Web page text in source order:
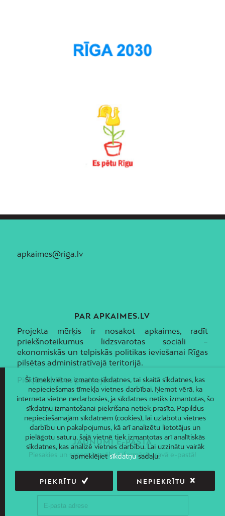
apkaimes@riga.lv
PAR APKAIMES.LV
Projekta mērķis ir nosakot apkaimes, radīt
priekšnoteikumus līdzsvarotas sociāli –
ekonomiskās un telpiskās politikas ieviešanai Rīgas
pilsētas administratīvajā teritorijā.
Piekļūstamības paziņojums
JAUNUMI E-PASTĀ
Piesakies un saņem jaunāko informāciju savā e-pastā!
Šī tīmekļvietne izmanto sīkdatnes, tai skaitā sīkdatnes, kas
nepieciešamas tīmekļa vietnes darbībai. Ņemot vērā, ka
interneta vietne nedarbosies, ja sīkdatnes netiks izmantotas, šo
sīkdatņu izmantošanai piekrišana netiek prasīta. Papildus
nepieciešamajām sīkdatnēm (cookies), lai uzlabotu vietnes
darbību un pakalpojumus, kā arī analizētu lietotājus un
pielāgotu saturu, šajā vietnē tiek izmantotas arī analītiskās
sīkdatnes, kas analizē vietnes darbību. Lai uzzinātu vairāk
apmeklējietsīkdatņusadaļu.
PIEKRĪTU NEPIEKRĪTU